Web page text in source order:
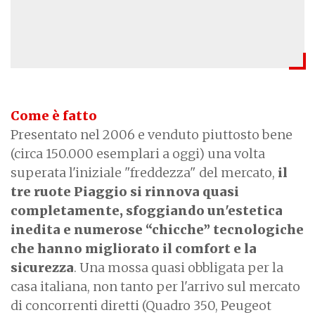
Come è fatto
Presentato nel 2006 e venduto piuttosto bene
(circa 150.000 esemplari a oggi) una volta
superata l'iniziale "freddezza" del mercato, il
tre ruote Piaggio si rinnova quasi
completamente, sfoggiando un'estetica
inedita e numerose “chicche” tecnologiche
che hanno migliorato il comfort e la
sicurezza. Una mossa quasi obbligata per la
casa italiana, non tanto per l'arrivo sul mercato
di concorrenti diretti (Quadro 350, Peugeot